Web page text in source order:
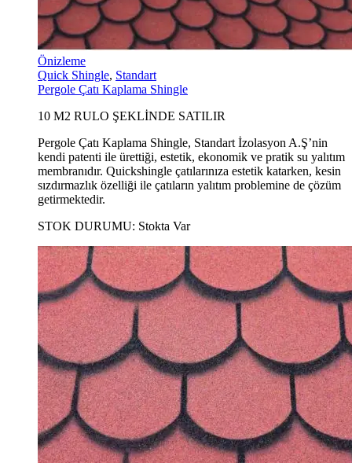
Önizleme
Quick Shingle, Standart
Pergole Çatı Kaplama Shingle
10 M2 RULO ŞEKLİNDE SATILIR
Pergole Çatı Kaplama Shingle, Standart İzolasyon A.Ş’nin
kendi patenti ile ürettiği, estetik, ekonomik ve pratik su yalıtım
membranıdır. Quickshingle çatılarınıza estetik katarken, kesin
sızdırmazlık özelliği ile çatıların yalıtım problemine de çözüm
getirmektedir.
STOK DURUMU: Stokta Var